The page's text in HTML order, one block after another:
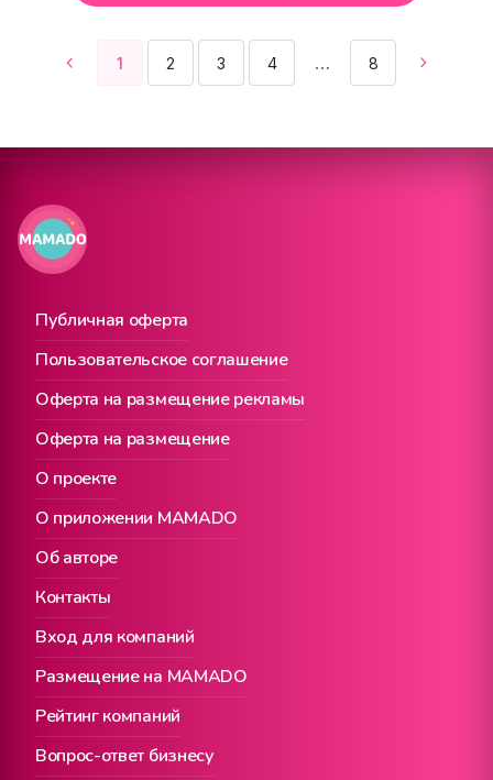
1 2 3 4 8
Публичная оферта
О проекте
Вход для компаний
Пользовательское соглашение
О приложении MAMADO
Размещение на MAMADO
Оферта на размещение рекламы
Об авторе
Рейтинг компаний
Оферта на размещение
Контакты
Вопрос-ответ бизнесу